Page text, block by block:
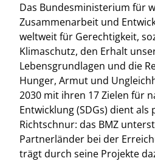
Das Bundesministerium für
Zusammenarbeit und
weltweit für Gerechtigkeit,
Klimaschutz, den Erhalt
Lebensgrundlagen und die
Hunger, Armut und
2030 mit ihren 17 Zielen für
Entwicklung (SDGs) dient als
Richtschnur: das BMZ
Partnerländer bei der
trägt durch seine Projekte